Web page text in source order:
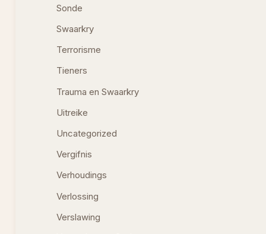
Sonde
Swaarkry
Terrorisme
Tieners
Trauma en Swaarkry
Uitreike
Uncategorized
Vergifnis
Verhoudings
Verlossing
Verslawing